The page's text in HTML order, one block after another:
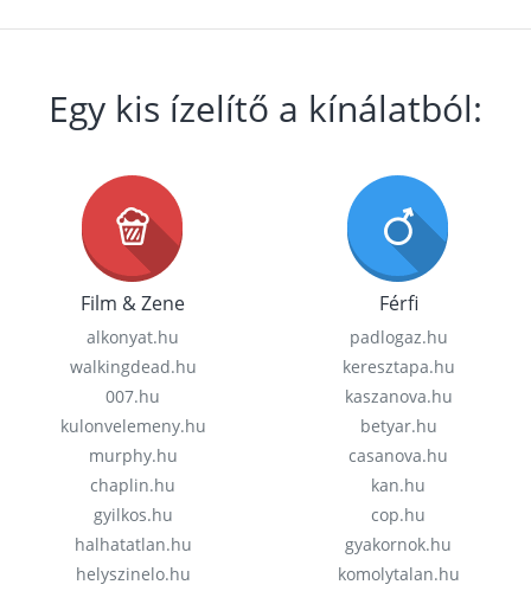
Egy kis ízelítő a kínálatból:
Film & Zene
alkonyat.hu
walkingdead.hu
007.hu
kulonvelemeny.hu
murphy.hu
chaplin.hu
gyilkos.hu
halhatatlan.hu
helyszinelo.hu
Férfi
padlogaz.hu
keresztapa.hu
kaszanova.hu
betyar.hu
casanova.hu
kan.hu
cop.hu
gyakornok.hu
komolytalan.hu